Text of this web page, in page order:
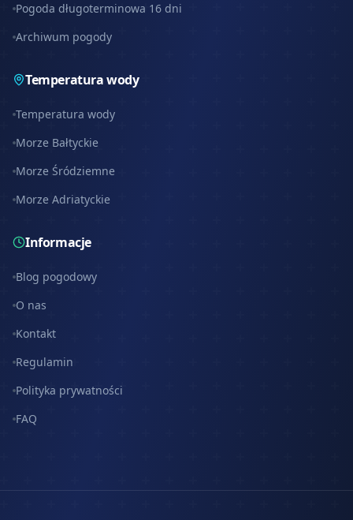
Pogoda długoterminowa 16 dni
Archiwum pogody
Temperatura wody
Temperatura wody
Morze Bałtyckie
Morze Śródziemne
Morze Adriatyckie
Informacje
Blog pogodowy
O nas
Kontakt
Regulamin
Polityka prywatności
FAQ